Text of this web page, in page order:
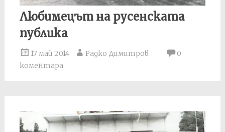
Любимецът на русенската
публика
17 май 2014 Радко Димитров
0
коментара